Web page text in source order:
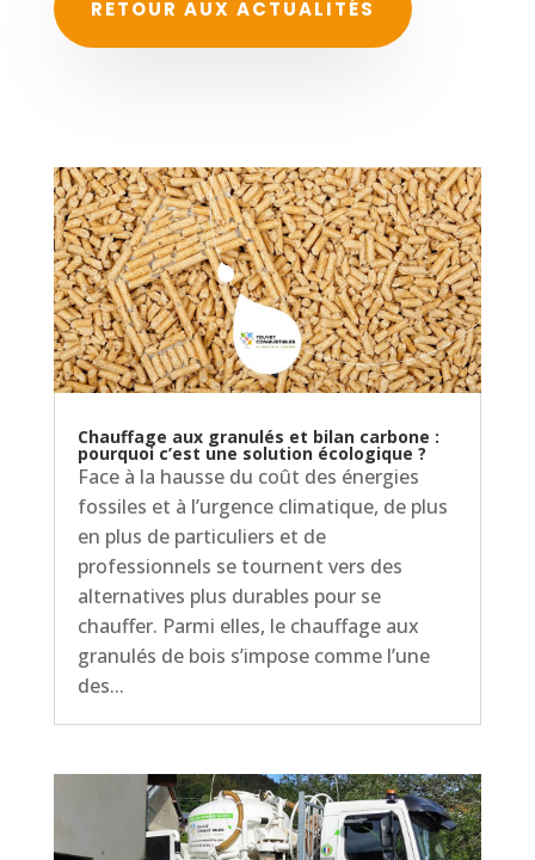
RETOUR AUX ACTUALITÉS
Chauffage aux granulés et bilan carbone :
pourquoi c’est une solution écologique ?
Face à la hausse du coût des énergies
fossiles et à l’urgence climatique, de plus
en plus de particuliers et de
professionnels se tournent vers des
alternatives plus durables pour se
chauffer. Parmi elles, le chauffage aux
granulés de bois s’impose comme l’une
des...